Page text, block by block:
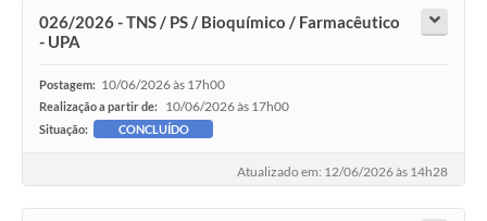
026/2026 - TNS / PS / Bioquímico / Farmacêutico
- UPA
Postagem: 10/06/2026 às 17h00
Realização a partir de: 10/06/2026 às 17h00
Situação: CONCLUÍDO
Atualizado em: 12/06/2026 às 14h28